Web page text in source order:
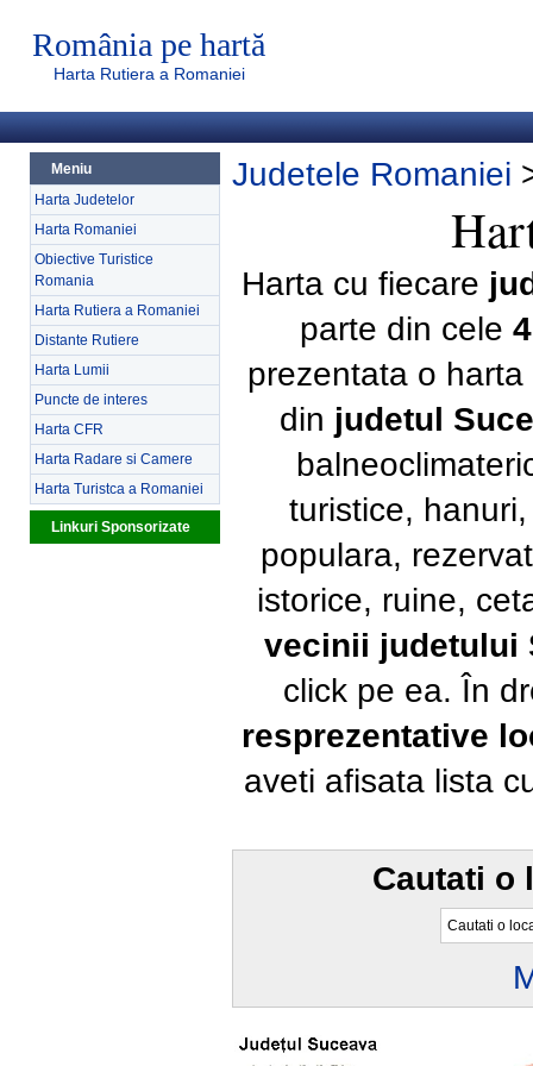
România pe hartă
Harta Rutiera a Romaniei
Meniu
Harta Judetelor
Harta Romaniei
Obiective Turistice
Romania
Harta Rutiera a Romaniei
Distante Rutiere
Harta Lumii
Puncte de interes
Harta CFR
Harta Radare si Camere
Harta Turistca a Romaniei
Linkuri Sponsorizate
Judetele Romaniei
Harta cu fiecare
parte din cele
prezentata o
din judetul
turistice,
populara,
istorice, ruine,
vecinii judetului
click pe ea. În
resprezentative
aveti afisata lista
Cautati o